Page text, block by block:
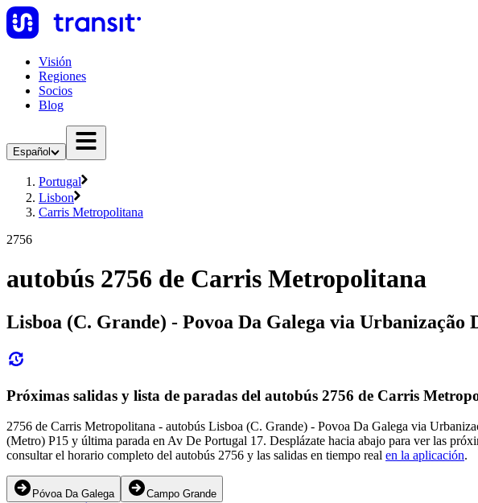
Visión
Regiones
Socios
Blog
Español
Portugal
Lisbon
Carris Metropolitana
2756
autobús 2756 de Carris Metropolitana
Lisboa (C. Grande) - Povoa Da Galega via Urbanização
Próximas salidas y lista de paradas del autobús 2756 de Carris
2756 de Carris Metropolitana - autobús Lisboa (C. Grande) - Povoa Da Galega via
(Metro) P15 y última parada en Av De Portugal 17. Desplázate hacia abajo para ver las
consultar el horario completo del autobús 2756 y las salidas en tiempo real en la aplicación.
Póvoa Da Galega Campo Grande